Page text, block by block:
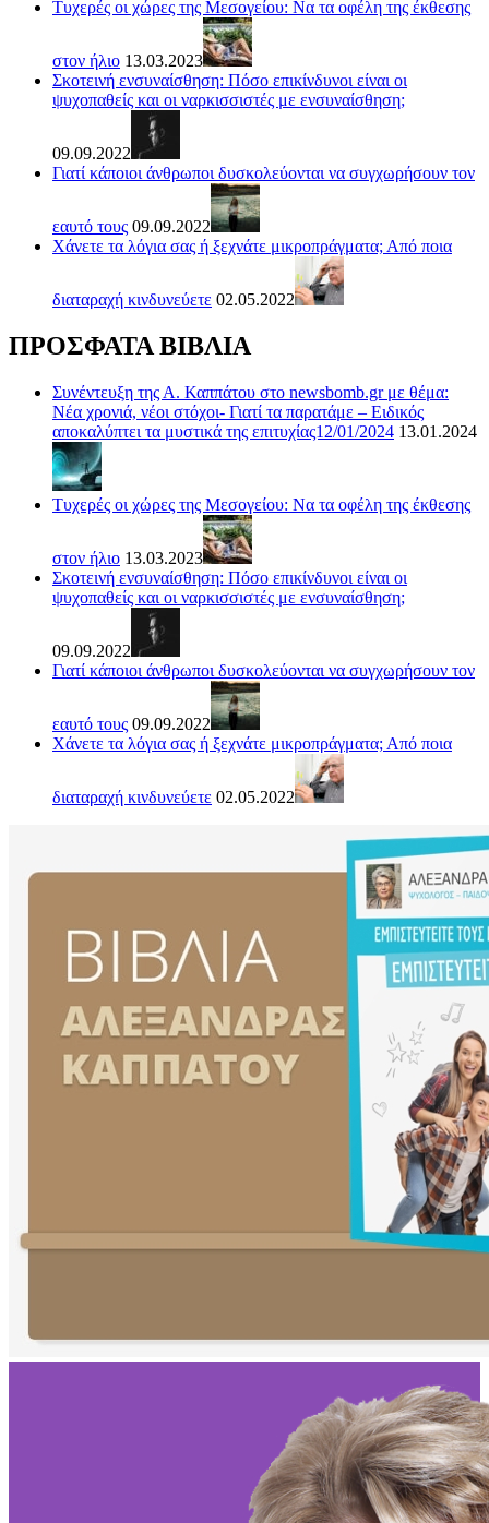
Τυχερές οι χώρες της Μεσογείου: Να τα οφέλη της έκθεσης
στον ήλιο 13.03.2023
Σκοτεινή ενσυναίσθηση: Πόσο επικίνδυνοι είναι οι
ψυχοπαθείς και οι ναρκισσιστές με ενσυναίσθηση;
09.09.2022
Γιατί κάποιοι άνθρωποι δυσκολεύονται να συγχωρήσουν τον
εαυτό τους 09.09.2022
Χάνετε τα λόγια σας ή ξεχνάτε μικροπράγματα; Από ποια
διαταραχή κινδυνεύετε 02.05.2022
ΠΡΟΣΦΑΤΑ ΒΙΒΛΙΑ
Συνέντευξη της Α. Καππάτου στο newsbomb.gr με θέμα:
Νέα χρονιά, νέοι στόχοι- Γιατί τα παρατάμε – Ειδικός
αποκαλύπτει τα μυστικά της επιτυχίας12/01/2024 13.01.2024
Τυχερές οι χώρες της Μεσογείου: Να τα οφέλη της έκθεσης
στον ήλιο 13.03.2023
Σκοτεινή ενσυναίσθηση: Πόσο επικίνδυνοι είναι οι
ψυχοπαθείς και οι ναρκισσιστές με ενσυναίσθηση;
09.09.2022
Γιατί κάποιοι άνθρωποι δυσκολεύονται να συγχωρήσουν τον
εαυτό τους 09.09.2022
Χάνετε τα λόγια σας ή ξεχνάτε μικροπράγματα; Από ποια
διαταραχή κινδυνεύετε 02.05.2022